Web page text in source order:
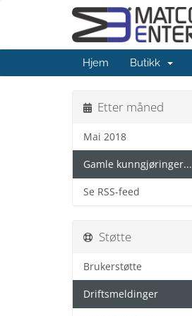
Hjem Butikk
Etter måned
Mai 2018
Gamle kunngjøringer...
Se RSS-feed
Støtte
Brukerstøtte
Driftsmeldinger